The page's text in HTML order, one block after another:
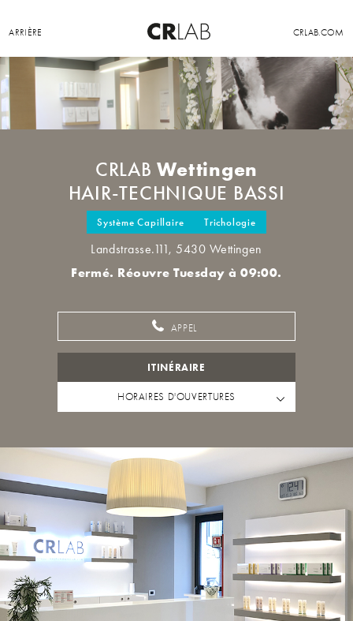
ARRIÈRE CRLAB.COM
CRLAB Wettingen
HAIR-TECHNIQUE BASSI
Système Capillaire Trichologie
Landstrasse.111, 5430 Wettingen
Fermé. Réouvre Tuesday à 09:00.
APPEL
ITINÉRAIRE
HORAIRES D'OUVERTURES